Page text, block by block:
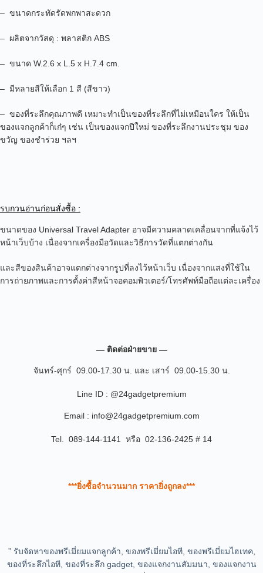
– ขนาดกระทัดรัดพกพาสะดวก
– ผลิตจากวัสดุ : พลาสติก ABS
– ขนาด W.2.6 x L.5 x H.7.4 cm.
– มีหลายสีให้เลือก 1 สี (สีขาว)
– ของที่ระลึกคุณภาพดี เหมาะทำเป็นของที่ระลึกที่ไม่เหมือนใคร ให้เป็น
ของแจกลูกค้าก็เก๋ๆ เช่น เป็นของแจกปีใหม่ ของที่ระลึกงานประชุม ของ
ขวัญ ของชำร่วย ฯลฯ
รบกวนอ่านก่อนสั่งซื้อ :
ขนาดของ Universal Travel Adapter อาจมีความคลาดเคลื่อนจากที่แจ้งไว้
หน้าเว็บบ้าง เนื่องจากเครื่องมือวัดและวิธีการวัดที่แตกต่างกัน
และสีของสินค้าอาจแตกต่างจากรูปที่ลงไว้หน้าเว็บ เนื่องจากแสงที่ใช้ใน
การถ่ายภาพและการตั้งค่าสีหน้าจอคอมพิวเตอร์/โทรศัพท์มือถือแต่ละเครื่อง
— ติดต่อฝ่ายขาย —
จันทร์-ศุกร์ 09.00-17.30 น. และ เสาร์ 09.00-15.30 น.
Line ID : @24gadgetpremium
Email : info@24gadgetpremium.com
Tel. 089-144-1141 หรือ 02-136-2425 # 14
***ยิ่งซื้อจำนวนมาก ราคายิ่งถูกลง***
” รับจัดหาของพรีเมี่ยมแจกลูกค้า, ของพรีเมี่ยมไอที, ของพรีเมี่ยมไฮเทค,
ของที่ระลึกไอที, ของที่ระลึก gadget, ของแจกงานสัมมนา, ของแจกงาน